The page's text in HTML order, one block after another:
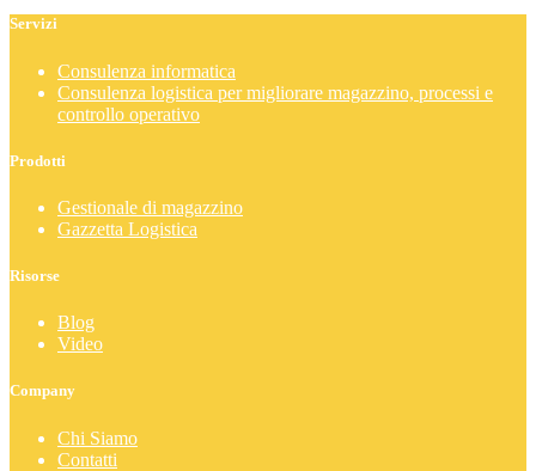
Servizi
Consulenza informatica
Consulenza logistica per migliorare magazzino, processi e
controllo operativo
Prodotti
Gestionale di magazzino
Gazzetta Logistica
Risorse
Blog
Video
Company
Chi Siamo
Contatti